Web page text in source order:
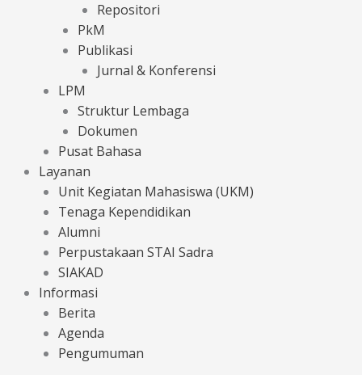
Repositori
PkM
Publikasi
Jurnal & Konferensi
LPM
Struktur Lembaga
Dokumen
Pusat Bahasa
Layanan
Unit Kegiatan Mahasiswa (UKM)
Tenaga Kependidikan
Alumni
Perpustakaan STAI Sadra
SIAKAD
Informasi
Berita
Agenda
Pengumuman